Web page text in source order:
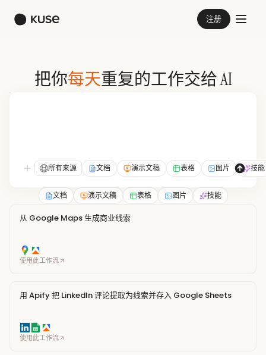
注册
把你每天重复的工作交给 AI
所有来源 文档 演示文稿 表格 图片 技能
文档 演示文稿 表格 图片 技能
从 Google Maps 生成商业线索
使用此工作流
用 Apify 把 LinkedIn 评论提取为线索并存入 Google Sheets
使用此工作流